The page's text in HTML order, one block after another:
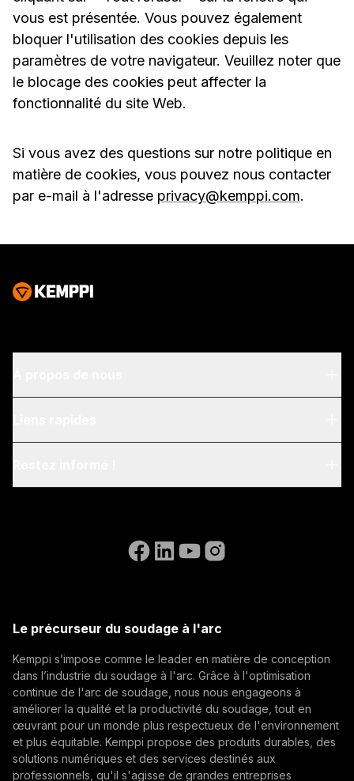
vous est présentée. Vous pouvez également
bloquer l'utilisation des cookies depuis les
paramètres de votre navigateur. Veuillez noter que
le blocage des cookies peut affecter la
fonctionnalité du site Web.
Si vous avez des questions sur notre politique en
matière de cookies, vous pouvez nous contacter
par e-mail à l'adresse privacy@kemppi.com.
Blog & News
Instructions de facturation
Aller sur le site web de WeldEye
(opens in a new tab)
(opens in a new tab)
S'abonner
En vous abonnant, vous acceptez de recevoir des e-
mails marketing de Kemppi.
Le précurseur du soudage à l'arc
Kemppi s’impose comme le leader en matière de conception
dans l’industrie du soudage à l'arc. Grâce à l'optimisation
continue de l'arc de soudage, nous nous engageons à
améliorer la qualité et la productivité du soudage, tout en
œuvrant pour un monde plus respectueux de l'environnement
et plus équitable. Kemppi propose des produits durables, des
solutions numériques et des services destinés aux
professionnels, qu'il s'agisse de grandes entreprises